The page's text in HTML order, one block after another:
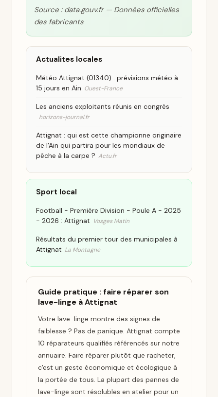
Source : data.gouv.fr — Données officielles
des fabricants
Actualites locales
Météo Attignat (01340) : prévisions météo à
15 jours en Ain Ouest-France
Les anciens exploitants réunis en congrès
horizons-journal.fr
Attignat : qui est cette championne originaire
de l'Ain qui partira pour les mondiaux de
pêche à la carpe ? Actu.fr
Sport local
Football - Première Division - Poule A - 2025
- 2026 : Attignat Vosges Matin
Résultats du premier tour des municipales à
Attignat La Montagne
Guide pratique : faire réparer son
lave-linge à Attignat
Votre lave-linge montre des signes de
faiblesse ? Pas de panique. Attignat compte
10 réparateurs qualifiés référencés sur notre
annuaire. Faire réparer plutôt que racheter,
c'est un geste économique et écologique à
la portée de tous. La plupart des pannes de
lave-linge sont résolubles en atelier pour un